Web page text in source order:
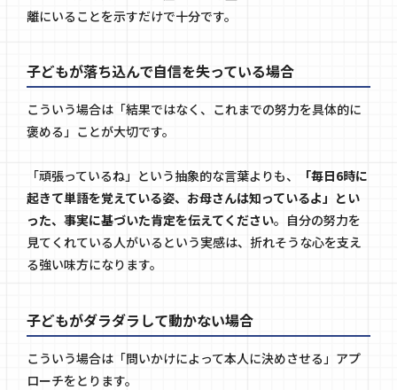
離にいることを示すだけで十分です。
子どもが落ち込んで自信を失っている場合
こういう場合は「結果ではなく、これまでの努力を具体的に
褒める」ことが大切です。
「頑張っているね」という抽象的な言葉よりも、
「毎日6時に
起きて単語を覚えている姿、お母さんは知っているよ」とい
った、事実に基づいた肯定を伝えてください。自分の努力を
見てくれている人がいるという実感は、折れそうな心を支え
る強い味方になります。
子どもがダラダラして動かない場合
こういう場合は「問いかけによって本人に決めさせる」アプ
ローチをとります。